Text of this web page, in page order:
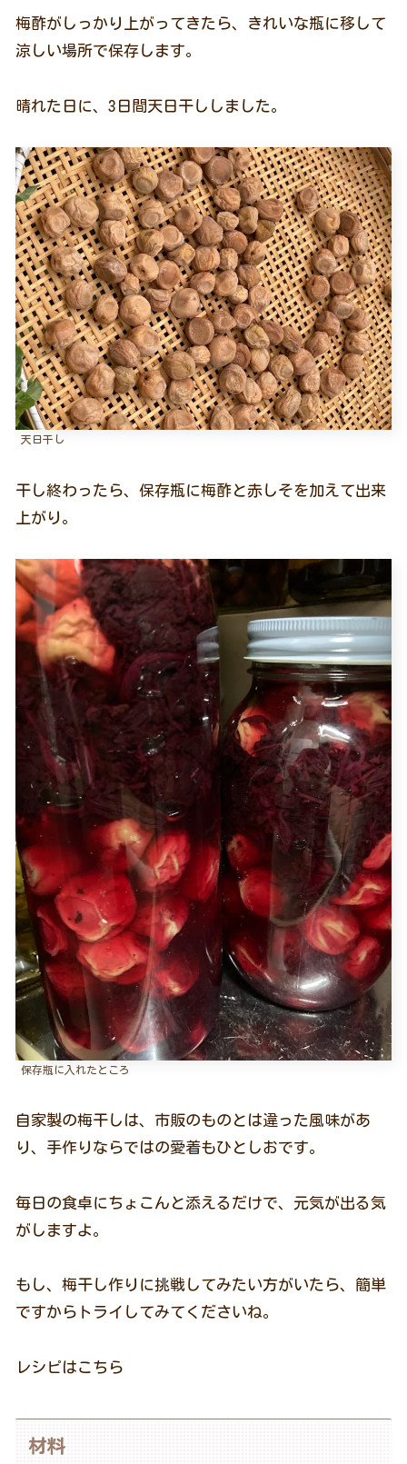
梅酢がしっかり上がってきたら、きれいな瓶に移して
涼しい場所で保存します。
晴れた日に、3日間天日干ししました。
天日干し
干し終わったら、保存瓶に梅酢と赤しそを加えて出来
上がり。
保存瓶に入れたところ
自家製の梅干しは、市販のものとは違った風味があ
り、手作りならではの愛着もひとしおです。
毎日の食卓にちょこんと添えるだけで、元気が出る気
がしますよ。
もし、梅干し作りに挑戦してみたい方がいたら、簡単
ですからトライしてみてくださいね。
レシピはこちら
材料